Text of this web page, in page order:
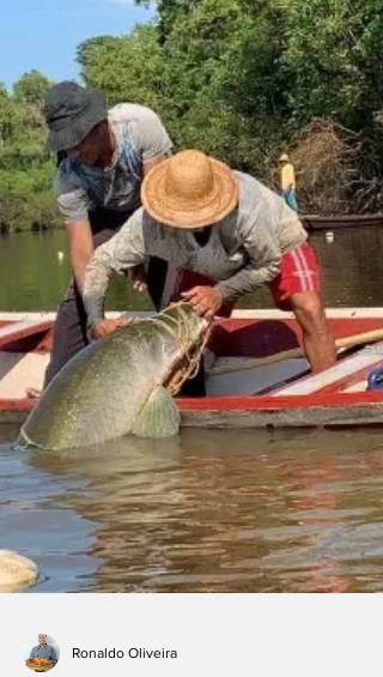
projeto que regulamenta as profissões de
cozinheiro e gastrônomo e institui uma data
nacional para essas categorias. O PL
1.020/2022, do senador Carlos Fávaro (PSD-
MT), foi aprovado com parecer favorável do
relator, senador Laércio Oliveira (PP-SE), e
segue para a Comissão de Assuntos Sociais
(CAS). Pelo projeto, poderão exercer essas
profissões pessoas com diploma de ensino
médio e c